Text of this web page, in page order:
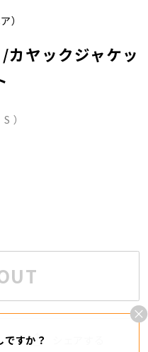
）
ヤックジャケッ
）
ですか？